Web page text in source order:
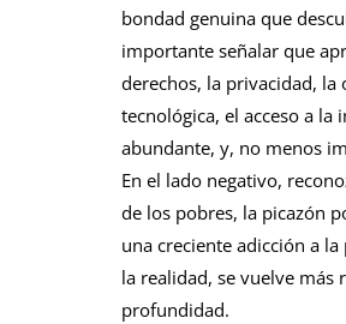
bondad genuina que
importante señalar que
derechos, la privacidad,
tecnológica, el acceso a
abundante, y, no menos
En el lado negativo,
de los pobres, la picazón
una creciente adicción a
la realidad, se vuelve más
profundidad.